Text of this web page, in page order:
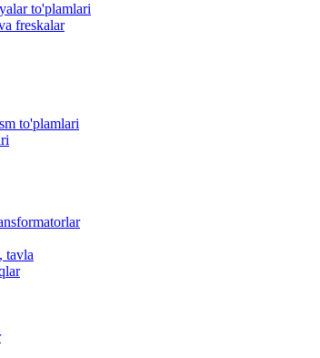
to'plamlari
freskalar
to'plamlari
tavla